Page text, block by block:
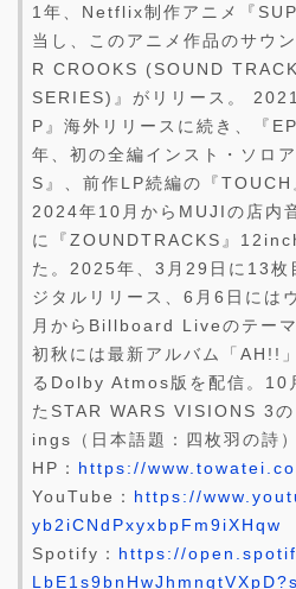
1年、Netflix制作アニメ『
当し、このアニメ作品のサウ
R CROOKS (SOUND
SERIES)』がリリース。
P』海外リリースに続き、『
年、初の全編インスト・ソロ
S』、前作LP続編の『TOUCH
2024年10月からMUJIの店内
に『ZOUNDTRACKS』
た。2025年、3月29日に13枚
ジタルリリース、6月6日には
月からBillboard Liveのテーマ
初秋には最新アルバム「AH!!
るDolby Atmos版を配信。10
たSTAR WARS VISIONS 3
ings（日本語題：四枚羽の詩
HP： https://
YouTube： https://
yb2iCNdPxyxbpFm9iXHqw
Spotify： https://